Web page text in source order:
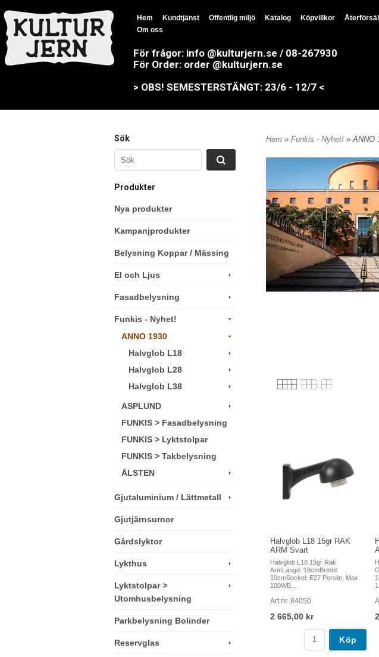
Hem Kundtjänst Offentlig miljö Katalog Köpvillkor
Om oss
För frågor: info @kulturjern.se / 08-267930
För Order: order @kulturjern.se
> OBS! SEMESTERSTÄNGT: 23/6 - 12/7 <
Sök
Produkter
Nya produkter
Kampanjprodukter
Belysning Koppar / Mässing
El och Ljus
Fasadbelysning
Funkis - Nyhet!
ANNO 1930
Halvglob L18
Halvglob L28
Halvglob L38
ASPLUND
FUNKIS > Fasadbelysning
FUNKIS > Lyktstolpar
FUNKIS > Takbelysning
ÅLSTEN
Gjutaluminium / Lättmetall
Gjutjärnsurnor
Gårdslyktor
Lykthus
Lyktstolpar >
Utomhusbelysning
Parkbelysning Bolinder
Reservglas
Hem » Funkis - Nyhet! » ANNO
Halvglob L18 15gr RAK
ARM Svart
Halvglob L18 15gr Rak
ArmLängd: 18cmBredd:
10cmSockel: E27 Porslin, Max
100WB...
Art nr. 84050
2 665,00 kr
Köp